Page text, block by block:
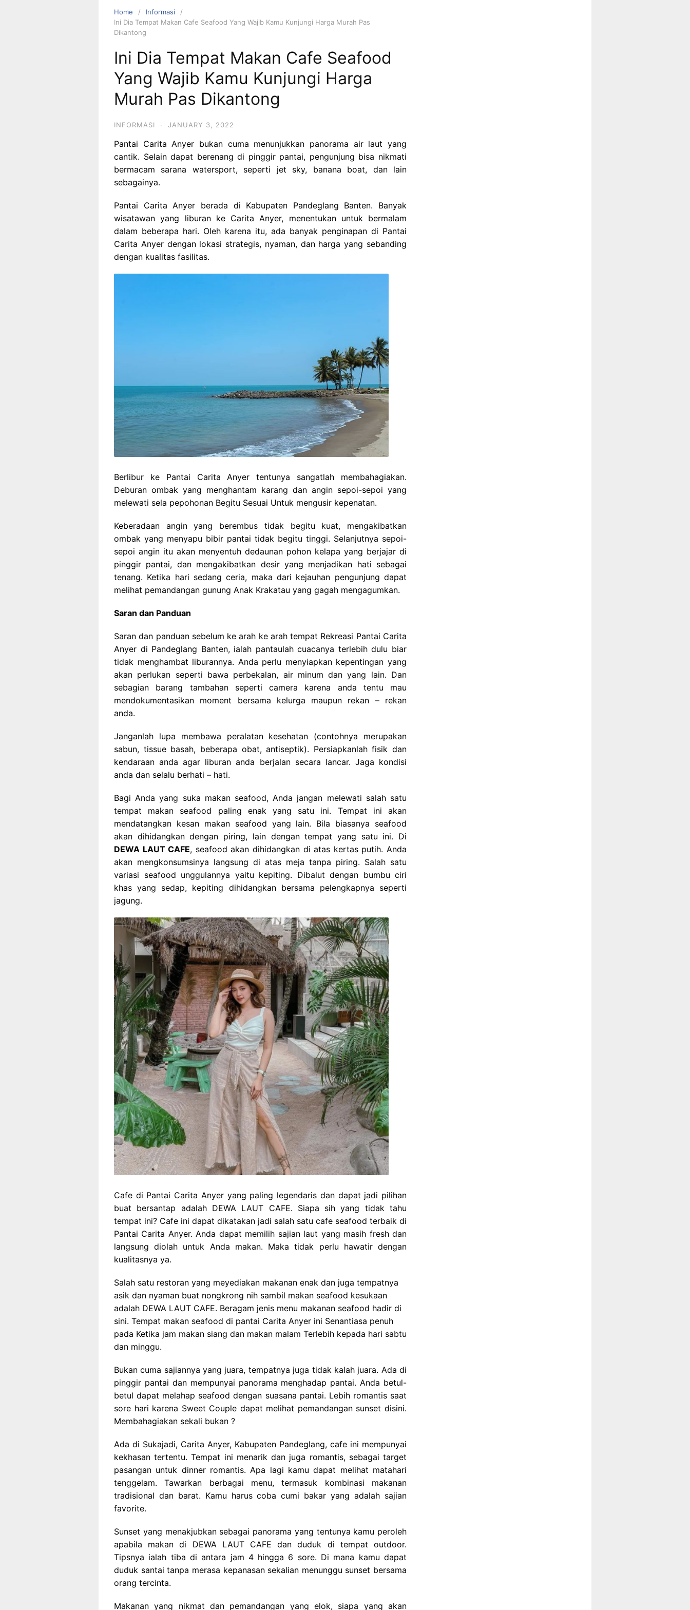
Home
Informasi
Ini Dia Tempat Makan Cafe Seafood Yang Wajib Kamu Kunjungi Harga Murah Pas
Dikantong
Ini Dia Tempat Makan Cafe Seafood
Yang Wajib Kamu Kunjungi Harga
Murah Pas Dikantong
INFORMASI · JANUARY 3, 2022
Pantai Carita Anyer bukan cuma menunjukkan panorama air laut yang
cantik. Selain dapat berenang di pinggir pantai, pengunjung bisa nikmati
bermacam sarana watersport, seperti jet sky, banana boat, dan lain
sebagainya.
Pantai Carita Anyer berada di Kabupaten Pandeglang Banten. Banyak
wisatawan yang liburan ke Carita Anyer, menentukan untuk bermalam
dalam beberapa hari. Oleh karena itu, ada banyak penginapan di Pantai
Carita Anyer dengan lokasi strategis, nyaman, dan harga yang sebanding
dengan kualitas fasilitas.
Berlibur ke Pantai Carita Anyer tentunya sangatlah membahagiakan.
Deburan ombak yang menghantam karang dan angin sepoi-sepoi yang
melewati sela pepohonan Begitu Sesuai Untuk mengusir kepenatan.
Keberadaan angin yang berembus tidak begitu kuat, mengakibatkan
ombak yang menyapu bibir pantai tidak begitu tinggi. Selanjutnya sepoi-
sepoi angin itu akan menyentuh dedaunan pohon kelapa yang berjajar di
pinggir pantai, dan mengakibatkan desir yang menjadikan hati sebagai
tenang. Ketika hari sedang ceria, maka dari kejauhan pengunjung dapat
melihat pemandangan gunung Anak Krakatau yang gagah mengagumkan.
Saran dan Panduan
Saran dan panduan sebelum ke arah ke arah tempat Rekreasi Pantai Carita
Anyer di Pandeglang Banten, ialah pantaulah cuacanya terlebih dulu biar
tidak menghambat liburannya. Anda perlu menyiapkan kepentingan yang
akan perlukan seperti bawa perbekalan, air minum dan yang lain. Dan
sebagian barang tambahan seperti camera karena anda tentu mau
mendokumentasikan moment bersama kelurga maupun rekan – rekan
anda.
Janganlah lupa membawa peralatan kesehatan (contohnya merupakan
sabun, tissue basah, beberapa obat, antiseptik). Persiapkanlah fisik dan
kendaraan anda agar liburan anda berjalan secara lancar. Jaga kondisi
anda dan selalu berhati – hati.
Bagi Anda yang suka makan seafood, Anda jangan melewati salah satu
tempat makan seafood paling enak yang satu ini. Tempat ini akan
mendatangkan kesan makan seafood yang lain. Bila biasanya seafood
akan dihidangkan dengan piring, lain dengan tempat yang satu ini. Di
DEWA LAUT CAFE, seafood akan dihidangkan di atas kertas putih. Anda
akan mengkonsumsinya langsung di atas meja tanpa piring. Salah satu
variasi seafood unggulannya yaitu kepiting. Dibalut dengan bumbu ciri
khas yang sedap, kepiting dihidangkan bersama pelengkapnya seperti
jagung.
Cafe di Pantai Carita Anyer yang paling legendaris dan dapat jadi pilihan
buat bersantap adalah DEWA LAUT CAFE. Siapa sih yang tidak tahu
tempat ini? Cafe ini dapat dikatakan jadi salah satu cafe seafood terbaik di
Pantai Carita Anyer. Anda dapat memilih sajian laut yang masih fresh dan
langsung diolah untuk Anda makan. Maka tidak perlu hawatir dengan
kualitasnya ya.
Salah satu restoran yang meyediakan makanan enak dan juga tempatnya
asik dan nyaman buat nongkrong nih sambil makan seafood kesukaan
adalah DEWA LAUT CAFE. Beragam jenis menu makanan seafood hadir di
sini. Tempat makan seafood di pantai Carita Anyer ini Senantiasa penuh
pada Ketika jam makan siang dan makan malam Terlebih kepada hari sabtu
dan minggu.
Bukan cuma sajiannya yang juara, tempatnya juga tidak kalah juara. Ada di
pinggir pantai dan mempunyai panorama menghadap pantai. Anda betul-
betul dapat melahap seafood dengan suasana pantai. Lebih romantis saat
sore hari karena Sweet Couple dapat melihat pemandangan sunset disini.
Membahagiakan sekali bukan ?
Ada di Sukajadi, Carita Anyer, Kabupaten Pandeglang, cafe ini mempunyai
kekhasan tertentu. Tempat ini menarik dan juga romantis, sebagai target
pasangan untuk dinner romantis. Apa lagi kamu dapat melihat matahari
tenggelam. Tawarkan berbagai menu, termasuk kombinasi makanan
tradisional dan barat. Kamu harus coba cumi bakar yang adalah sajian
favorite.
Sunset yang menakjubkan sebagai panorama yang tentunya kamu peroleh
apabila makan di DEWA LAUT CAFE dan duduk di tempat outdoor.
Tipsnya ialah tiba di antara jam 4 hingga 6 sore. Di mana kamu dapat
duduk santai tanpa merasa kepanasan sekalian menunggu sunset bersama
orang tercinta.
Makanan yang nikmat dan pemandangan yang elok, siapa yang akan